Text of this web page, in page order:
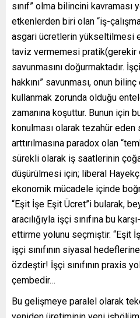
sınıf” olma bilincini kavraması
etkenlerden biri olan “iş-
asgari ücretlerin yükseltilmesi
taviz vermemesi pratik(gerekir
savunmasını doğurmaktadır.
hakkını” savunması, onun
kullanmak zorunda olduğu
zamanına koşuttur. Bunun için
konulması olarak tezahür
arttırılmasına paradox olan
sürekli olarak iş saatlerinin
düşürülmesi için; liberal
ekonomik mücadele içinde
“Eşit İşe Eşit Ücret”i bularak,
aracılığıyla işçi sınıfına bu
ettirme yolunu seçmiştir. “Eşit
işçi sınıfının siyasal
özdeştir! İşçi sınıfının praxis
çembedir…
Bu gelişmeye paralel olarak